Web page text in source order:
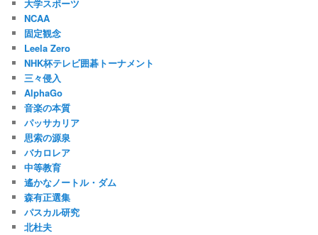
大学スポーツ
NCAA
固定観念
Leela Zero
NHK杯テレビ囲碁トーナメント
三々侵入
AlphaGo
音楽の本質
パッサカリア
思索の源泉
バカロレア
中等教育
遙かなノートル・ダム
森有正選集
パスカル研究
北杜夫